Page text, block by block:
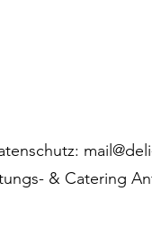
& Catering